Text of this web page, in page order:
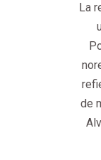
La
de